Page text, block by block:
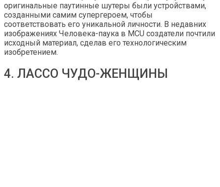
оригинальные паутинные шутеры были устройствами,
созданными самим супергероем, чтобы
соответствовать его уникальной личности. В недавних
изображениях Человека-паука в MCU создатели почтили
исходный материал, сделав его технологическим
изобретением.
4. ЛАССО ЧУДО-ЖЕНЩИНЫ